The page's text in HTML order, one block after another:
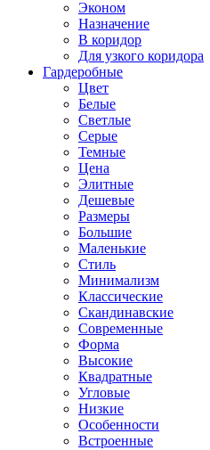
Эконом
Назначение
В коридор
Для узкого коридора
Гардеробные
Цвет
Белые
Светлые
Серые
Темные
Цена
Элитные
Дешевые
Размеры
Большие
Маленькие
Стиль
Минимализм
Классические
Скандинавские
Современные
Форма
Высокие
Квадратные
Угловые
Низкие
Особенности
Встроенные